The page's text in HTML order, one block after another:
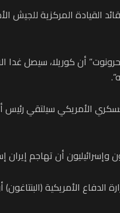
القيادة المركزية للجيش
أن كوريلا، سيصل غدا
أن تهاجم إيران
الأمريكية